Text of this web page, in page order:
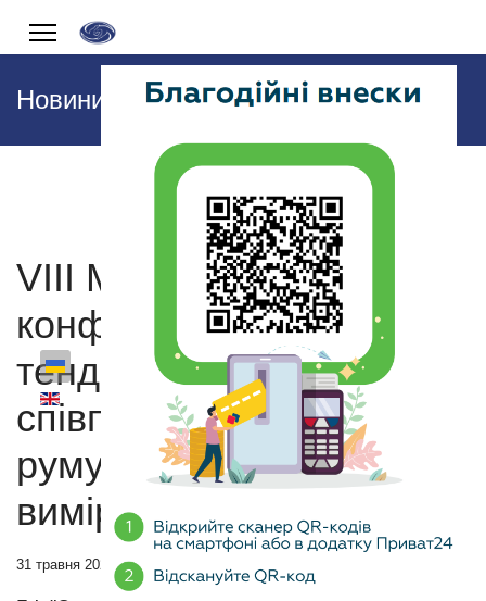
Новини
VIII Міжнародна
конференція «Сучасні
тенденції регіональної
співпраці: україно-
румуно-молдовський
вимір»
31 травня 2025